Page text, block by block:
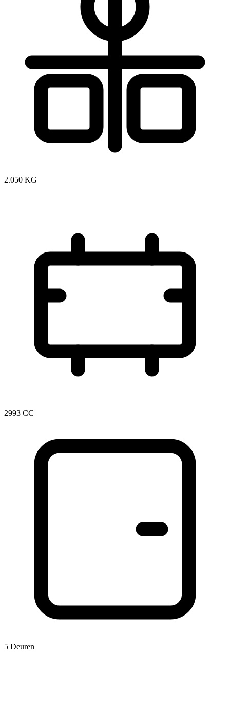
2.050 KG
2993 CC
5 Deuren